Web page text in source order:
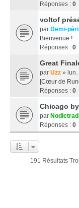
Réponses : 0
voltof
par Demi-
Bienvenue !
Réponses : 0
Great
par Uzz » lun.
[Cœur de
Réponses : 0
Chicago
par
Réponses : 0
191 Résultats